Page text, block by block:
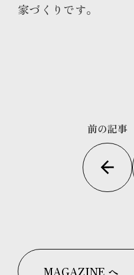
家づくりです。
前の記事
MAGAZINE へ